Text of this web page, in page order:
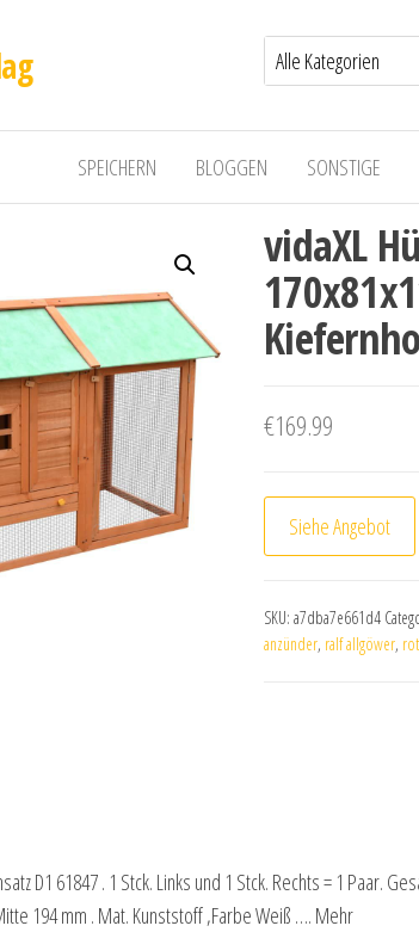
SPEICHERN BLOGGEN SONSTIGE
vidaXL
€169.99
Siehe Angebot
SKU: a7dba7e661d4
anzünder, ralf allgöwer,
D1 61847 . 1 Stck. Links und 1 Stck. Rechts = 1 Paar.
194 mm . Mat. Kunststoff ,Farbe Weiß …. Mehr